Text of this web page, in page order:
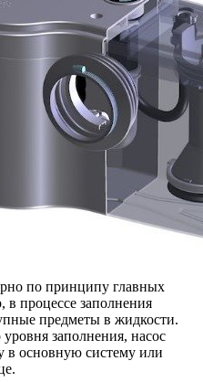
по принципу главных
процессе заполнения
предметы в жидкости.
заполнения, насос
в основную систему или